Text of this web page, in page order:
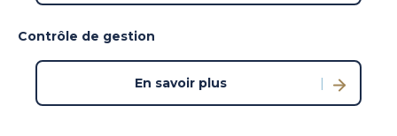
Contrôle de gestion
En savoir plus